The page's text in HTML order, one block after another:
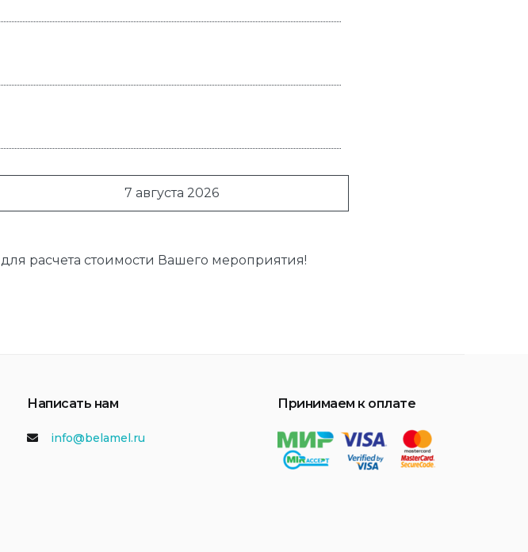
7 августа 2026
для расчета стоимости Вашего мероприятия!
Написать нам
info@belamel.ru
Принимаем к оплате